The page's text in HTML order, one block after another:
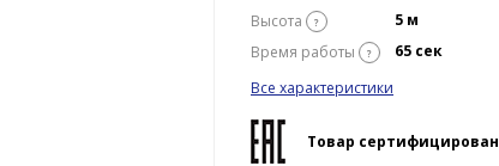
Высота
?
5 м
Время работы
?
65 сек
Все характеристики
Товар сертифицирован